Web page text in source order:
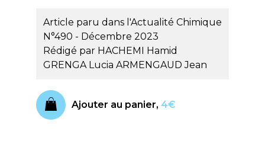
Article paru dans l'Actualité Chimique
N°490 - Décembre 2023
Rédigé par HACHEMI Hamid
GRENGA Lucia ARMENGAUD Jean
Ajouter au panier, 4€